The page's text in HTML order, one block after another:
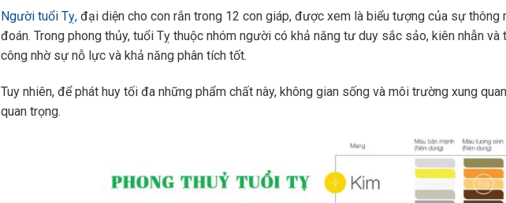
Người tuổi Tỵ,đại diện cho con rắn trong 12 con giáp, được xem là biểu tượng của sự thông
đoán. Trong phong thủy, tuổi Tỵ thuộc nhóm người có khả năng tư duy sắc sảo, kiên nhẫn
công nhờ sự nỗ lực và khả năng phân tích tốt.
Tuy nhiên, để phát huy tối đa những phẩm chất này, không gian sống và môi trường xung
quan trọng.